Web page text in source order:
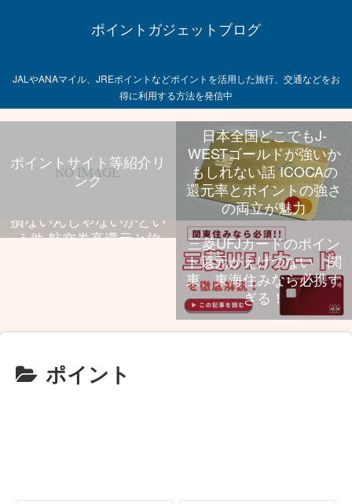
ポイントガジェットブログ
JALやANAマイル、JREポイントなどポイントを活用した旅行、交通などをお
得に利用する方法を発信中
ポイントサイト等紹介リ
ンク
日本全国どこでもJ-
WESTゴールドが強いか
もしれない話 ICOCAの
還元率とポイントの強さ
の両立が魅力
飛行機乗る旅行好きなら
損ないんじゃないかとい
う件 航空券高還元と旅
三菱UFJカードのポイン
ト還元がえげつない 関
東、東海住みなら必携す
ぎる！
ポイント